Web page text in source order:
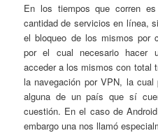
En los tiempos que corren
cantidad de servicios en línea,
el bloqueo de los mismos por
por el cual necesario hacer
acceder a los mismos con total
la navegación por VPN, la
alguna de un país que sí
cuestión. En el caso de
embargo una nos llamó